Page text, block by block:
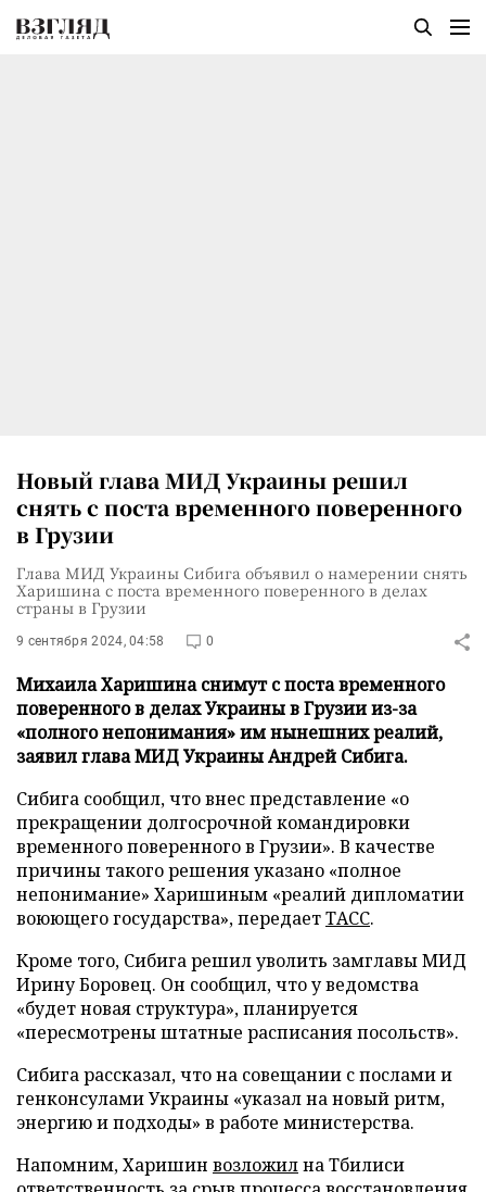
Новый глава МИД Украины решил
снять с поста временного поверенного
в Грузии
Глава МИД Украины Сибига объявил о намерении снять
Харишина с поста временного поверенного в делах
страны в Грузии
9 сентября 2024, 04:58 0
Михаила Харишина снимут с поста временного
поверенного в делах Украины в Грузии из-за
«полного непонимания» им нынешних реалий,
заявил глава МИД Украины Андрей Сибига.
Сибига сообщил, что внес представление «о
прекращении долгосрочной командировки
временного поверенного в Грузии». В качестве
причины такого решения указано «полное
непонимание» Харишиным «реалий дипломатии
воюющего государства», передаетТАСС.
Кроме того, Сибига решил уволить замглавы МИД
Ирину Боровец. Он сообщил, что у ведомства
«будет новая структура», планируется
«пересмотрены штатные расписания посольств».
Сибига рассказал, что на совещании с послами и
генконсулами Украины «указал на новый ритм,
энергию и подходы» в работе министерства.
Напомним, Харишин возложилна Тбилиси